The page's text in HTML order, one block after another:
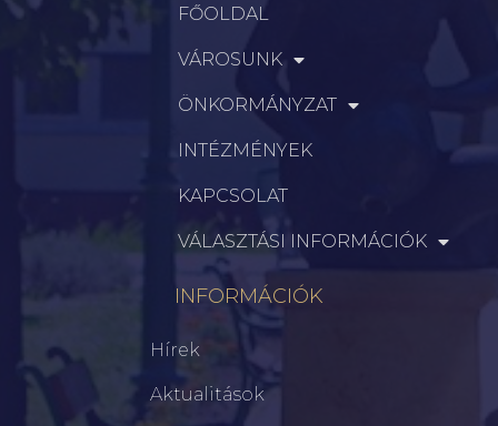
FŐOLDAL
VÁROSUNK
ÖNKORMÁNYZAT
INTÉZMÉNYEK
KAPCSOLAT
VÁLASZTÁSI INFORMÁCIÓK
INFORMÁCIÓK
Hírek
Aktualitások